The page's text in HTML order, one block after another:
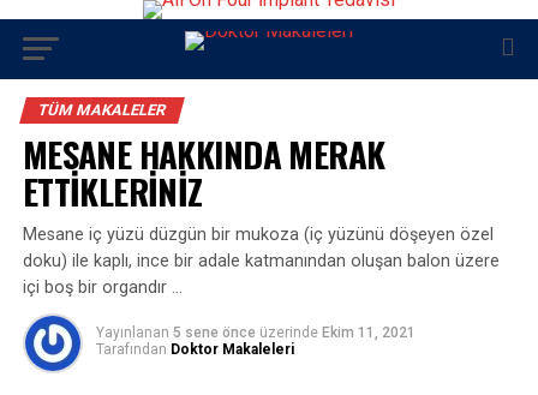
TÜM MAKALELER
MESANE HAKKINDA MERAK
ETTİKLERİNİZ
Mesane iç yüzü düzgün bir mukoza (iç yüzünü döşeyen özel
doku) ile kaplı, ince bir adale katmanından oluşan balon üzere
içi boş bir organdır …
Yayınlanan 5 sene önce üzerinde Ekim 11, 2021
Tarafından Doktor Makaleleri